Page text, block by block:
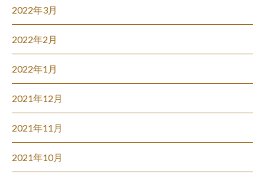
2022年3月
2022年2月
2022年1月
2021年12月
2021年11月
2021年10月